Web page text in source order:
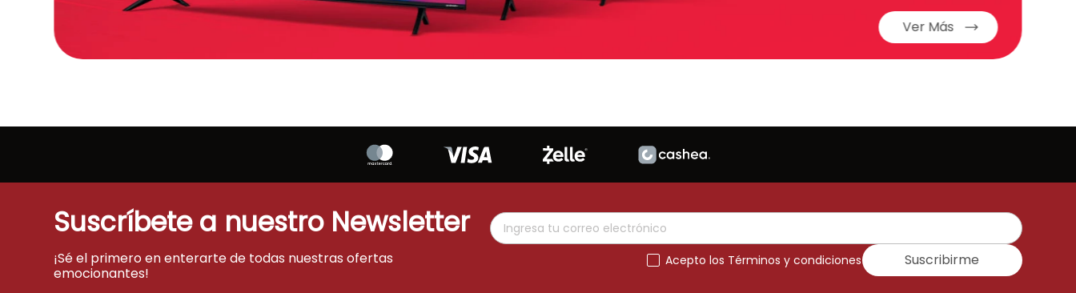
Ver Más
Suscríbete a nuestro Newsletter
¡Sé el primero en enterarte de todas nuestras ofertas
emocionantes!
Acepto los Términos y condiciones Suscribirme